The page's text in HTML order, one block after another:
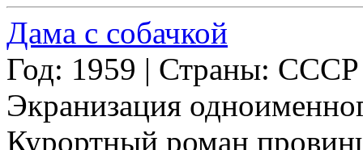
Дама с собачкой
Год: 1959 | Страны: СССР
Экранизация
Курортный роман